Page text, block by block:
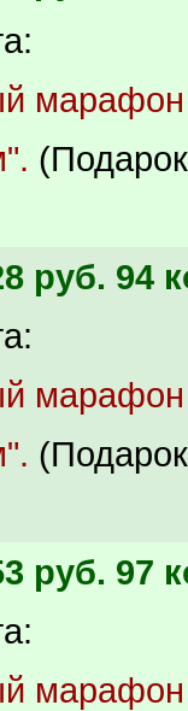
руб. 94
руб. 97